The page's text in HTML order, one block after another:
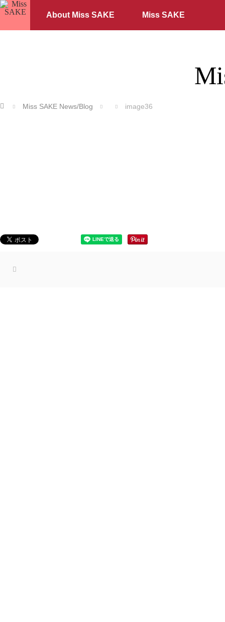
About Miss SAKE Miss SAKE
ホーム Miss SAKE News/Blog image36